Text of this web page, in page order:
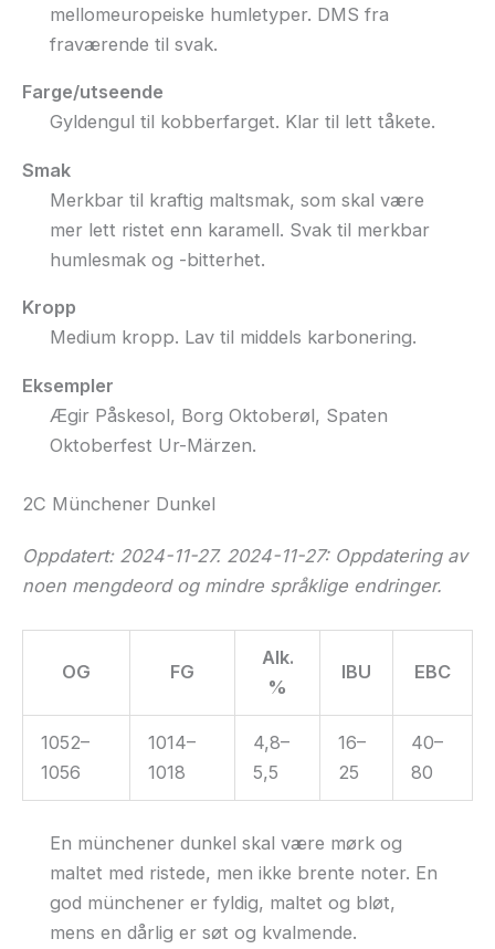
mellomeuropeiske humletyper. DMS fra
fraværende til svak.
Farge/utseende
Gyldengul til kobberfarget. Klar til lett tåkete.
Smak
Merkbar til kraftig maltsmak, som skal være
mer lett ristet enn karamell. Svak til merkbar
humlesmak og -bitterhet.
Kropp
Medium kropp. Lav til middels karbonering.
Eksempler
Ægir Påskesol, Borg Oktoberøl, Spaten
Oktoberfest Ur-Märzen.
2C Münchener Dunkel
Oppdatert: 2024-11-27. 2024-11-27: Oppdatering av
noen mengdeord og mindre språklige endringer.
OG FG
Alk.
%
IBU EBC
1052–
1056
1014–
1018
4,8–
5,5
16–
25
40–
80
En münchener dunkel skal være mørk og
maltet med ristede, men ikke brente noter. En
god münchener er fyldig, maltet og bløt,
mens en dårlig er søt og kvalmende.